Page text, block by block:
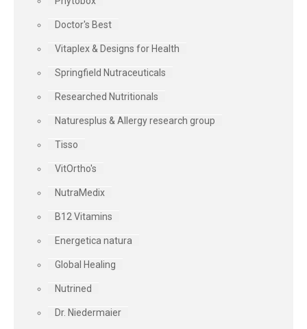
Doctor's Best
Vitaplex & Designs for Health
Springfield Nutraceuticals
Researched Nutritionals
Naturesplus & Allergy research group
Tisso
VitOrtho's
NutraMedix
B12 Vitamins
Energetica natura
Global Healing
Nutrined
Dr. Niedermaier